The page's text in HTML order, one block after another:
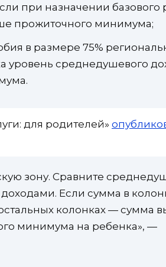
при назначении базового
прожиточного минимума;
в размере 75%
уровень среднедушевого
для родителей»
зону. Сравните
Если сумма в
колонках — сумма
минимума на ребенка», —